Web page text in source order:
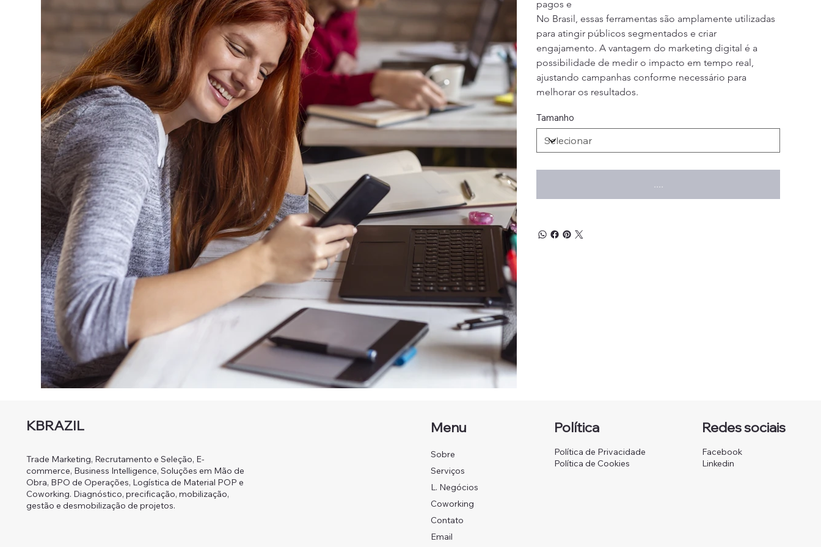
pagos e
No Brasil, essas ferramentas são amplamente utilizadas
para atingir públicos segmentados e criar
engajamento. A vantagem do marketing digital é a
possibilidade de medir o impacto em tempo real,
ajustando campanhas conforme necessário para
melhorar os resultados.
Tamanho
....
Trade Marketing, Recrutamento e Seleção, E-
commerce, Business Intelligence, Soluções em Mão de
Obra, BPO de Operações, Logística de Material POP e
Coworking. Diagnóstico, precificação, mobilização,
gestão e desmobilização de projetos.
KBRAZIL
Facebook
Linkedin
Redes sociais
Política de Privacidade
Política de Cookies
Política
Sobre
Serviços
L. Negócios
Coworking
Contato
Email
Menu